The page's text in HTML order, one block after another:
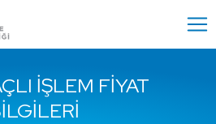
İŞLEM FIYAT